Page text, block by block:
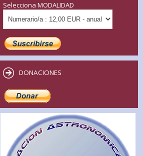
Selecciona MODALIDAD
DONACIONES